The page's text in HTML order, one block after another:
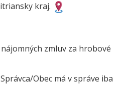
kraj.
zmluv za hrobové
Obec má v správe iba